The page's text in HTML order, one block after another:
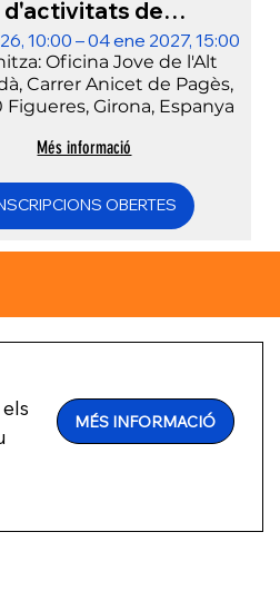
d'activitats de
2026│ALT
EMPORDÀ
10:00 – 04 ene 2027, 15:00
Oficina Jove de l'Alt
Carrer Anicet de Pagès,
Figueres, Girona, Espanya
Més informació
OBERTES
MÉS INFORMACIÓ